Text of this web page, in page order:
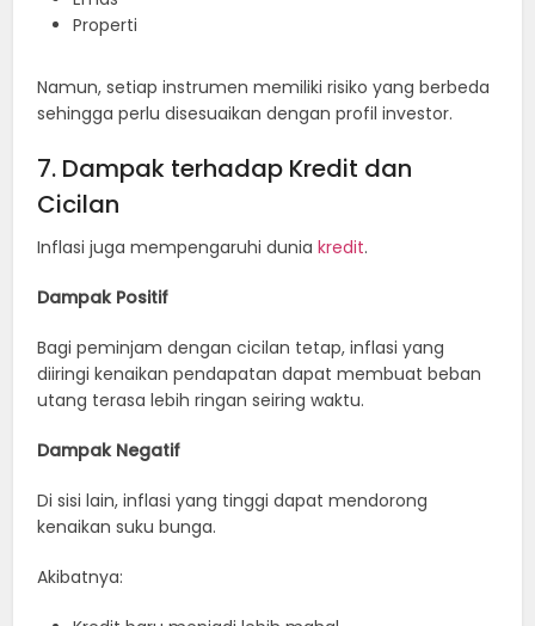
Properti
Namun, setiap instrumen memiliki risiko yang berbeda
sehingga perlu disesuaikan dengan profil investor.
7. Dampak terhadap Kredit dan
Cicilan
Inflasi juga mempengaruhi duniakredit.
Dampak Positif
Bagi peminjam dengan cicilan tetap, inflasi yang
diiringi kenaikan pendapatan dapat membuat beban
utang terasa lebih ringan seiring waktu.
Dampak Negatif
Di sisi lain, inflasi yang tinggi dapat mendorong
kenaikan suku bunga.
Akibatnya: